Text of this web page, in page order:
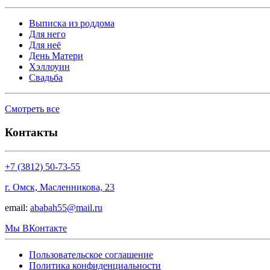
Выписка из роддома
Для него
Для неё
День Матери
Хэллоуин
Свадьба
Смотреть все
Контакты
+7 (3812) 50-73-55
г. Омск, Масленникова, 23
email: ababah55@mail.ru
Мы ВКонтакте
Пользовательское соглашение
Политика конфиденциальности